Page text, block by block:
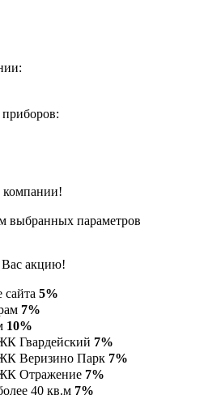
выбранных параметров
акцию!
сайта 5%
7%
10%
Гвардейский 7%
Веризино Парк 7%
Отражение 7%
40 кв.м 7%